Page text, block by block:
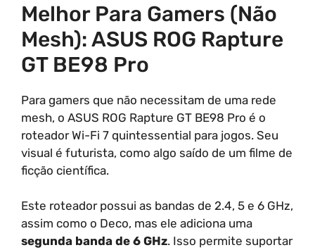
Melhor Para Gamers (Não
Mesh): ASUS ROG Rapture
GT BE98 Pro
Para gamers que não necessitam de uma rede
mesh, o ASUS ROG Rapture GT BE98 Pro é o
roteador Wi-Fi 7 quintessential para jogos. Seu
visual é futurista, como algo saído de um filme de
ficção científica.
Este roteador possui as bandas de 2.4, 5 e 6 GHz,
assim como o Deco, mas ele adiciona uma
segunda banda de 6 GHz. Isso permite suportar